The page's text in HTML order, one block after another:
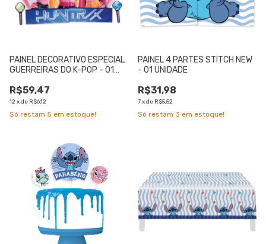
PAINEL DECORATIVO ESPECIAL
GUERREIRAS DO K-POP - 01
R$59,47
12xde R$6,12
Só restam 5 em estoque!
PAINEL 4 PARTES STITCH NEW
- 01 UNIDADE
R$31,98
7xde R$5,52
Só restam 3 em estoque!